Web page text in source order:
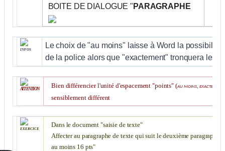
BOITE DE DIALOGUE " PARAGRAPHE
infos
Le choix de "au moins" laisse à Word la
de la police alors que "exactement" tronquera les
ATTENTION Bien différencier l'unité d'espacement "points" (au moins, exactement
sensiblement différent
exercice
Dans le document "saisie de texte"
Affecter au paragraphe de texte qui suit le deuxième
au moins 16 pts"